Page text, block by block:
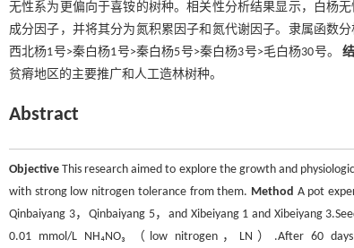
无性系为更偏向于喜铵的树种。相关性分析结果显示，白杨
成分因子，并将其分为氮积累因子和氮代谢因子。隶属函数
西北杨1号>秦白杨1号>秦白杨5号>秦白杨3号>毛白杨30号。
贫瘠地区的主要推广和人工造林树种。
Abstract
Objective This research aimed to explore the growth and
with strong low nitrogen tolerance from them. Method A pot
Qinbaiyang 3，Qinbaiyang 5，and Xibeiyang 1 and Xibeiyang
0.01 mmol/L NH₄NO₃ （low nitrogen，LN）.After 60